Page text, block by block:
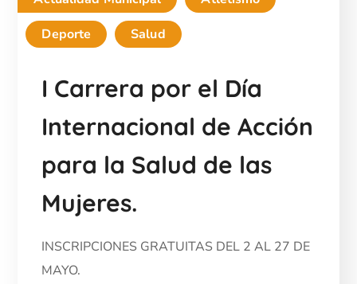
Deporte
Salud
I Carrera por el Día
Internacional de Acción
para la Salud de las
Mujeres.
INSCRIPCIONES GRATUITAS DEL 2 AL 27 DE
MAYO.